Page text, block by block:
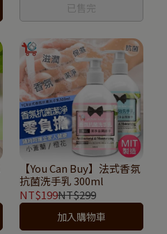
已售完
【You Can Buy】法式香氛
抗菌洗手乳 300ml
NT$199NT$299
加入購物車